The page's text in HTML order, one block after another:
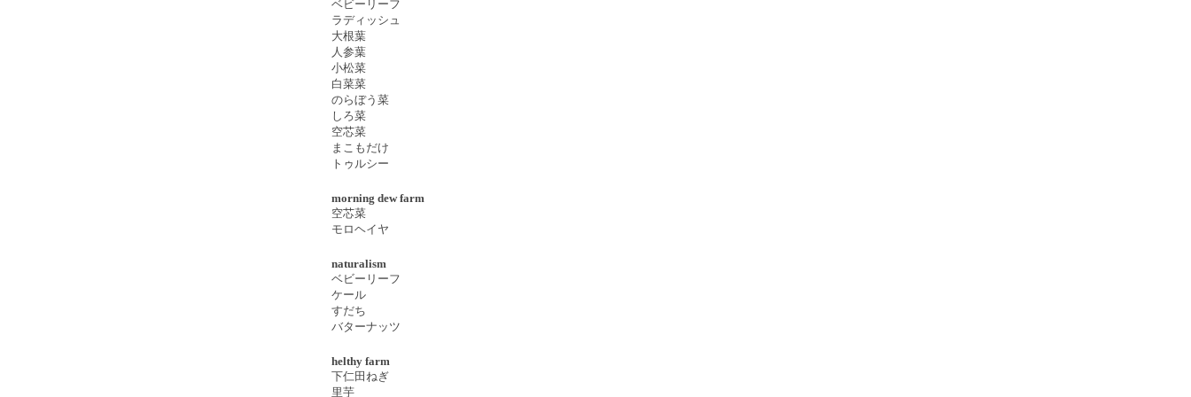
ベビーリーフ
ラディッシュ
大根葉
人参葉
小松菜
白菜菜
のらぼう菜
しろ菜
空芯菜
まこもだけ
トゥルシー
morning dew farm
空芯菜
モロヘイヤ
naturalism
ベビーリーフ
ケール
すだち
バターナッツ
helthy farm
下仁田ねぎ
里芋